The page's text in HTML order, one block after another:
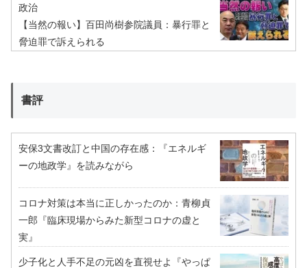
政治
【当然の報い】百田尚樹参院議員：暴行罪と
脅迫罪で訴えられる
書評
安保3文書改訂と中国の存在感：『エネルギ
ーの地政学』を読みながら
コロナ対策は本当に正しかったのか：青柳貞
一郎『臨床現場からみた新型コロナの虚と
実』
少子化と人手不足の元凶を直視せよ『やっぱ